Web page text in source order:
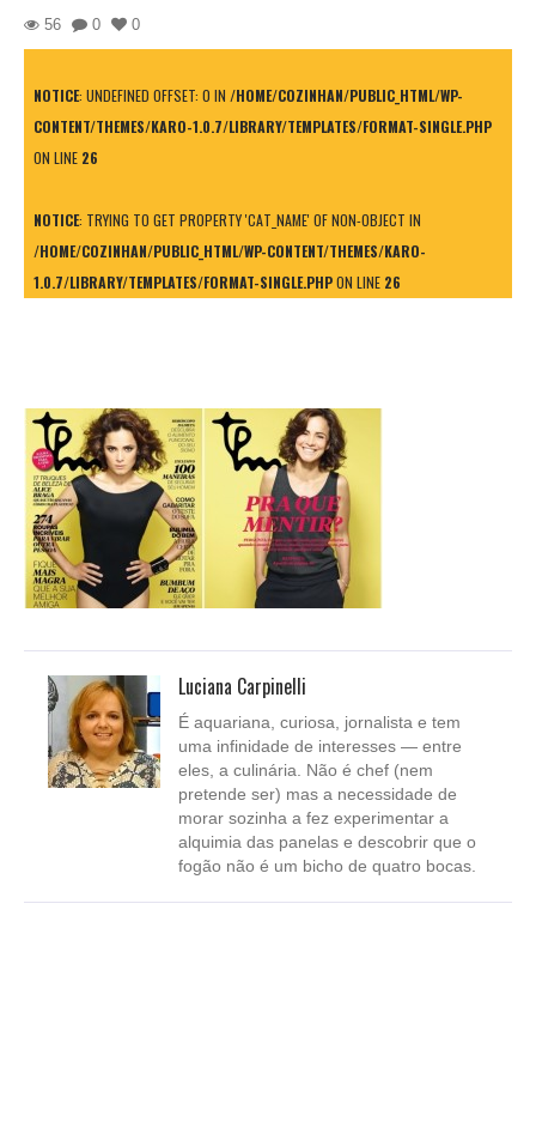
56 0 0
NOTICE: UNDEFINED OFFSET: 0 IN /HOME/COZINHAN/PUBLIC_HTML/WP-
CONTENT/THEMES/KARO-1.0.7/LIBRARY/TEMPLATES/FORMAT-SINGLE.PHP
ON LINE 26
NOTICE: TRYING TO GET PROPERTY 'CAT_NAME' OF NON-OBJECT IN
/HOME/COZINHAN/PUBLIC_HTML/WP-CONTENT/THEMES/KARO-
1.0.7/LIBRARY/TEMPLATES/FORMAT-SINGLE.PHPON LINE 26
Luciana Carpinelli
É aquariana, curiosa, jornalista e tem
uma infinidade de interesses — entre
eles, a culinária. Não é chef (nem
pretende ser) mas a necessidade de
morar sozinha a fez experimentar a
alquimia das panelas e descobrir que o
fogão não é um bicho de quatro bocas.